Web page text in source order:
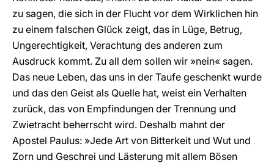
zu sagen, die sich in der Flucht vor dem Wirklichen hin
zu einem falschen Glück zeigt, das in Lüge, Betrug,
Ungerechtigkeit, Verachtung des anderen zum
Ausdruck kommt. Zu all dem sollen wir »nein« sagen.
Das neue Leben, das uns in der Taufe geschenkt wurde
und das den Geist als Quelle hat, weist ein Verhalten
zurück, das von Empfindungen der Trennung und
Zwietracht beherrscht wird. Deshalb mahnt der
Apostel Paulus: »Jede Art von Bitterkeit und Wut und
Zorn und Geschrei und Lästerung mit allem Bösen